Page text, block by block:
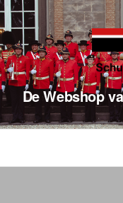
De Webshop